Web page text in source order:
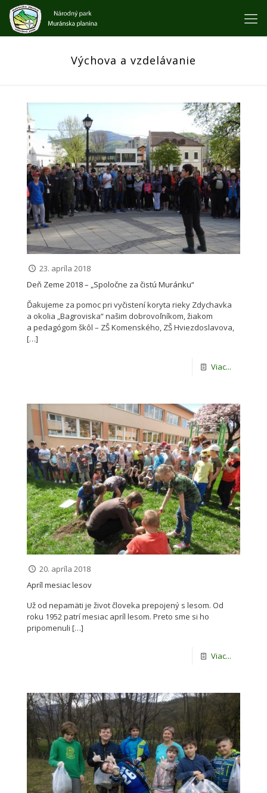
Výchova a vzdelávanie
23. apríla 2018
Deň Zeme 2018 – „Spoločne za čistú Muránku“
Ďakujeme za pomoc pri vyčistení koryta rieky Zdychavka
a okolia „Bagroviska“ našim dobrovoľníkom, žiakom
a pedagógom škôl – ZŠ Komenského, ZŠ Hviezdoslavova,
[…]
Viac...
20. apríla 2018
Apríl mesiac lesov
Už od nepamäti je život človeka prepojený s lesom. Od
roku 1952 patrí mesiac apríl lesom. Preto sme si ho
pripomenuli […]
Viac...